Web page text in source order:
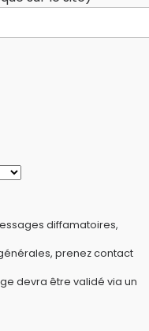
diffamatoires,
prenez contact
devra être validé via un